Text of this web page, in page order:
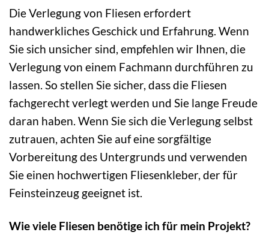
Die Verlegung von Fliesen erfordert
handwerkliches Geschick und Erfahrung. Wenn
Sie sich unsicher sind, empfehlen wir Ihnen, die
Verlegung von einem Fachmann durchführen zu
lassen. So stellen Sie sicher, dass die Fliesen
fachgerecht verlegt werden und Sie lange Freude
daran haben. Wenn Sie sich die Verlegung selbst
zutrauen, achten Sie auf eine sorgfältige
Vorbereitung des Untergrunds und verwenden
Sie einen hochwertigen Fliesenkleber, der für
Feinsteinzeug geeignet ist.
Wie viele Fliesen benötige ich für mein Projekt?